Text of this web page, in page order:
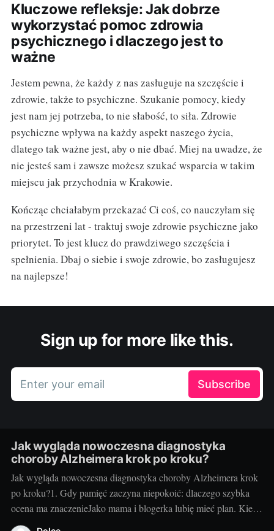
Kluczowe refleksje: Jak dobrze
wykorzystać pomoc zdrowia
psychicznego i dlaczego jest to
ważne
Jestem pewna, że każdy z nas zasługuje na szczęście i
zdrowie, także to psychiczne. Szukanie pomocy, kiedy
jest nam jej potrzeba, to nie słabość, to siła. Zdrowie
psychiczne wpływa na każdy aspekt naszego życia,
dlatego tak ważne jest, aby o nie dbać. Miej na uwadze, że
nie jesteś sam i zawsze możesz szukać wsparcia w takim
miejscu jak przychodnia w Krakowie.
Kończąc chciałabym przekazać Ci coś, co nauczyłam się
na przestrzeni lat - traktuj swoje zdrowie psychiczne jako
priorytet. To jest klucz do prawdziwego szczęścia i
spełnienia. Dbaj o siebie i swoje zdrowie, bo zasługujesz
na najlepsze!
Sign up for more like this.
Enter your email Subscribe
Jak wygląda nowoczesna diagnostyka
choroby Alzheimera krok po kroku?
Jak wygląda nowoczesna diagnostyka choroby Alzheimera krok
po kroku?1. Gdy pamięć zaczyna niepokoić: dlaczego szybka
ocena ma znaczenieJako mama i blogerka lubię mieć plan. Kiedy
u mojej cioci zaczęły się „drobne” zgubienia terminów i